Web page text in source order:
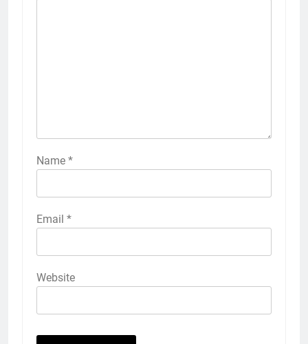
Name *
Email *
Website